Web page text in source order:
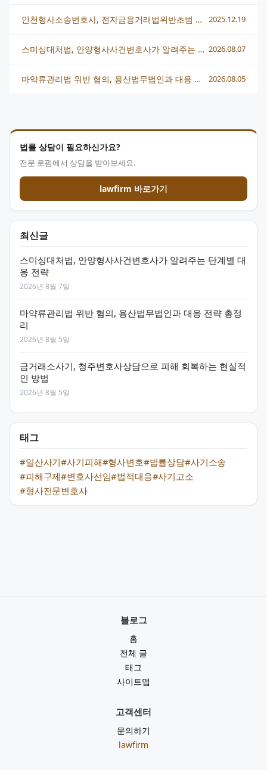
법률 상담이 필요하신가요?
전문 로펌에서 상담을 받아보세요.
lawfirm 바로가기
최신글
스미싱대처법, 안양형사사건변호사가 알려주는 단계별 대
응 전략
2026년 8월 7일
마약류관리법 위반 혐의, 용산법무법인과 대응 전략 총정
리
2026년 8월 5일
금거래소사기, 청주변호사상담으로 피해 회복하는 현실적
인 방법
2026년 8월 5일
태그
#일산사기#사기피해#형사변호#법률상담#사기소송
#피해구제#변호사선임#법적대응#사기고소
#형사전문변호사
인천형사소송변호사, 전자금융거래법위반초범 대응 전략과 유의사항 2025.12.19
스미싱대처법, 안양형사사건변호사가 알려주는 단계별 대응 전략 2026.08.07
마약류관리법 위반 혐의, 용산법무법인과 대응 전략 총정리 2026.08.05
블로그
홈
전체 글
태그
사이트맵
고객센터
문의하기
lawfirm